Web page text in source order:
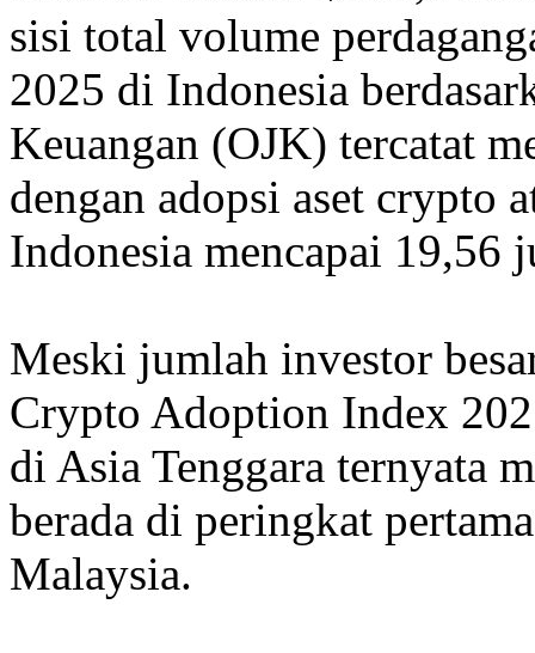
sisi total volume
2025 di Indonesia
Keuangan (OJK) tercatat
dengan adopsi aset crypto
Indonesia mencapai 19,56
Meski jumlah investor
Crypto Adoption Index
di Asia Tenggara ternyata
berada di peringkat
Malaysia.